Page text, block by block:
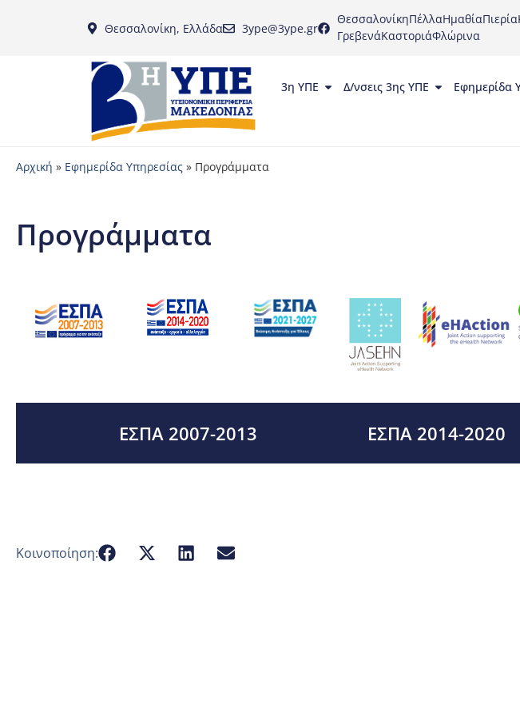
Θεσσαλονίκη, Ελλάδα 3ype@3ype.gr
ΘεσσαλονίκηΠέλλαΗμαθίαΠιερία
ΓρεβενάΚαστοριάΦλώρινα
3η ΥΠΕ Δ/νσεις 3ης ΥΠΕ Εφημερίδα
Αρχική » Εφημερίδα Υπηρεσίας » Προγράμματα
Προγράμματα
ΕΣΠΑ 2007-2013 ΕΣΠΑ 2014-2020
Κοινοποίηση: